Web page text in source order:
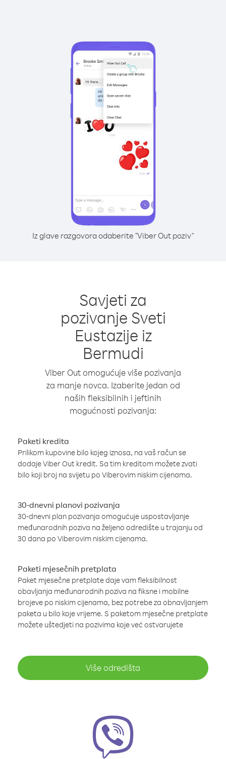
Iz glave razgovora odaberite "Viber Out poziv"
Savjeti za
pozivanje Sveti
Eustazije iz
Bermudi
Viber Out omogućuje više pozivanja
za manje novca. Izaberite jedan od
naših fleksibilnih i jeftinih
mogućnosti pozivanja:
Paketi kredita
Prilikom kupovine bilo kojeg iznosa, na vaš račun se
dodaje Viber Out kredit. Sa tim kreditom možete zvati
bilo koji broj na svijetu po Viberovim niskim cijenama.
30-dnevni planovi pozivanja
30-dnevni plan pozivanja omogućuje uspostavljanje
međunarodnih poziva na željeno odredište u trajanju od
30 dana po Viberovim niskim cijenama.
Paketi mjesečnih pretplata
Paket mjesečne pretplate daje vam fleksibilnost
obavljanja međunarodnih poziva na fiksne i mobilne
brojeve po niskim cijenama, bez potrebe za obnavljanjem
paketa u bilo koje vrijeme. S paketom mjesečne pretplate
možete uštedjeti na pozivima koje već ostvarujete
Više odredišta